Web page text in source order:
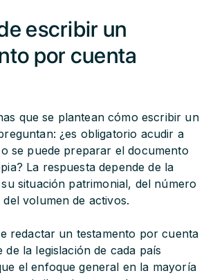
escribir un
por cuenta
que se plantean cómo escribir un
¿es obligatorio acudir a
se puede preparar el documento
La respuesta depende de la
situación patrimonial, del número
volumen de activos.
redactar un testamento por cuenta
de la legislación de cada país
el enfoque general en la mayoría